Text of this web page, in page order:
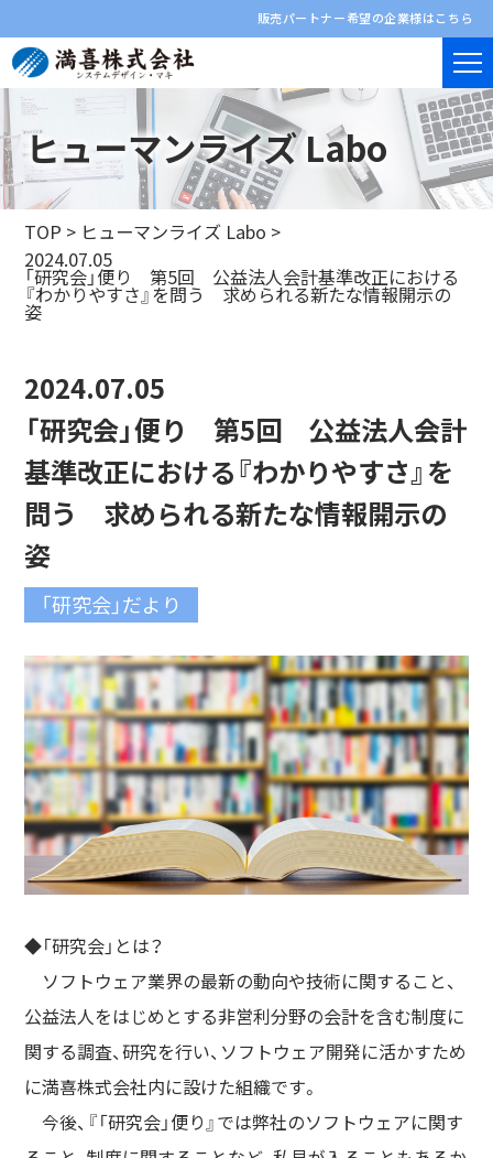
販売パートナー希望の企業様はこちら
ヒューマンライズ Labo
TOP > ヒューマンライズ Labo >
2024.07.05
「研究会」便り 第5回 公益法人会計基準改正における
『わかりやすさ』を問う 求められる新たな情報開示の
姿
2024.07.05
「研究会」便り 第5回 公益法人会計
基準改正における『わかりやすさ』を
問う 求められる新たな情報開示の
姿
「研究会」だより
◆「研究会」とは？
ソフトウェア業界の最新の動向や技術に関すること、
公益法人をはじめとする非営利分野の会計を含む制度に
関する調査、研究を行い、ソフトウェア開発に活かすため
に満喜株式会社内に設けた組織です。
今後、『「研究会」便り』では弊社のソフトウェアに関す